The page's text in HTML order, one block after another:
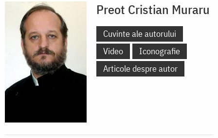
Preot Cristian Muraru
Cuvinte ale autorului
Video
Iconografie
Articole despre autor